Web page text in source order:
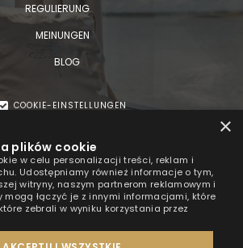
REGULIERUNG
MEINUNGEN
BLOG
COOKIE-EINSTELLUNGEN
HT Houseboats
byZUU WORKS
×
plików cookie
w celu personalizacji treści, reklam i
Udostępniamy również informacje o tym,
witryny, naszym partnerom reklamowym i
mogą łączyć je z innymi informacjami, które
zebrali w wyniku korzystania przez